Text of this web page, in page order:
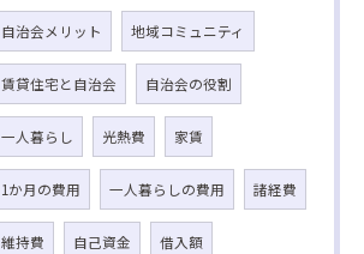
自治会メリット 地域コミュニティ
賃貸住宅と自治会 自治会の役割
一人暮らし 光熱費 家賃
1か月の費用 一人暮らしの費用 諸経費
維持費 自己資金 借入額